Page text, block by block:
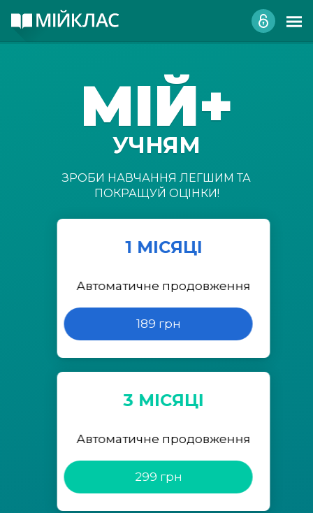
МІЙ+
УЧНЯМ
ЗРОБИ НАВЧАННЯ ЛЕГШИМ ТА
ПОКРАЩУЙ ОЦІНКИ!
1 МІСЯЦІ
Автоматичне продовження
189 грн
3 МІСЯЦІ
Автоматичне продовження
299 грн